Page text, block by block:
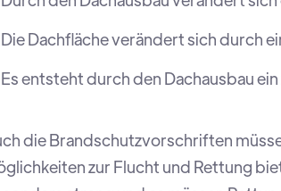
Die Dachfläche verändert sich durch
Es entsteht durch den Dachausbau
die Brandschutzvorschriften
zur Flucht und Rettung